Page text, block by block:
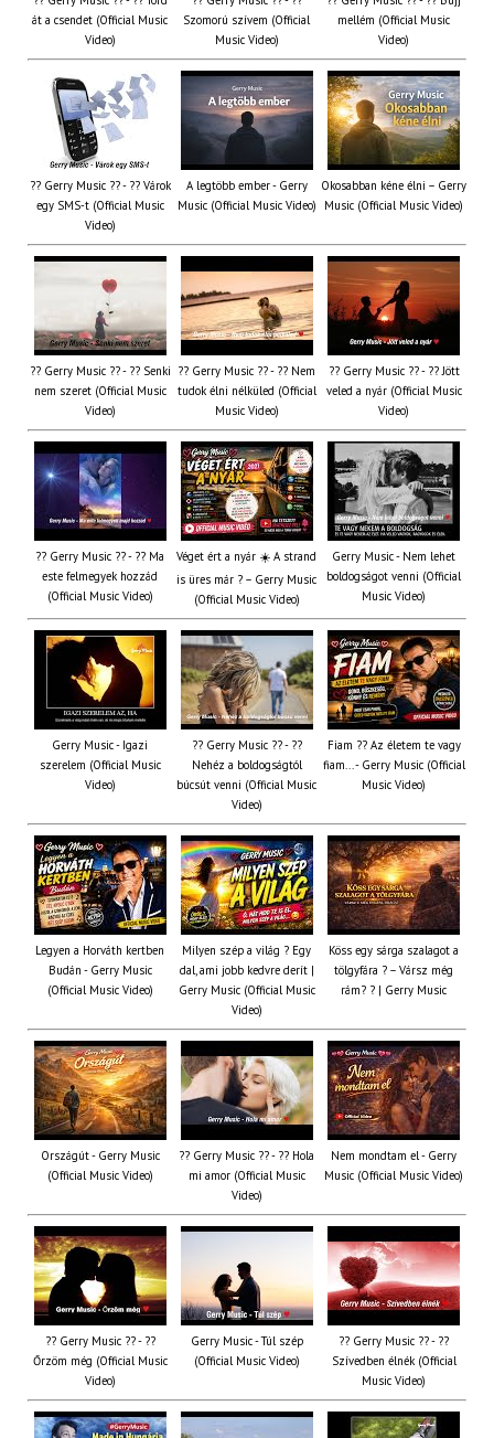
át a csendet (Official Music
Video)
Szomorú szívem (Official
Music Video)
mellém (Official Music
Video)
?? Gerry Music ?? - ?? Várok
egy SMS-t (Official Music
Video)
A legtöbb ember - Gerry
Music (Official Music Video)
Okosabban kéne élni – Gerry
Music (Official Music Video)
?? Gerry Music ?? - ?? Senki
nem szeret (Official Music
Video)
?? Gerry Music ?? - ?? Nem
tudok élni nélküled (Official
Music Video)
?? Gerry Music ?? - ?? Jött
veled a nyár (Official Music
Video)
?? Gerry Music ?? - ?? Ma
este felmegyek hozzád
(Official Music Video)
Véget ért a nyár ☀️ A strand
is üres már ? – Gerry Music
(Official Music Video)
Gerry Music - Nem lehet
boldogságot venni (Official
Music Video)
Gerry Music - Igazi
szerelem (Official Music
Video)
?? Gerry Music ?? - ??
Nehéz a boldogságtól
búcsút venni (Official Music
Video)
Fiam ?‍? Az életem te vagy
fiam... - Gerry Music (Official
Music Video)
Legyen a Horváth kertben
Budán - Gerry Music
(Official Music Video)
Milyen szép a világ ? Egy
dal, ami jobb kedvre derít |
Gerry Music (Official Music
Video)
Köss egy sárga szalagot a
tölgyfára ?️ – Vársz még
rám? ? | Gerry Music
Országút - Gerry Music
(Official Music Video)
?? Gerry Music ?? - ?? Hola
mi amor (Official Music
Video)
Nem mondtam el - Gerry
Music (Official Music Video)
?? Gerry Music ?? - ??
Őrzöm még (Official Music
Video)
Gerry Music - Túl szép
(Official Music Video)
?? Gerry Music ?? - ??
Szívedben élnék (Official
Music Video)